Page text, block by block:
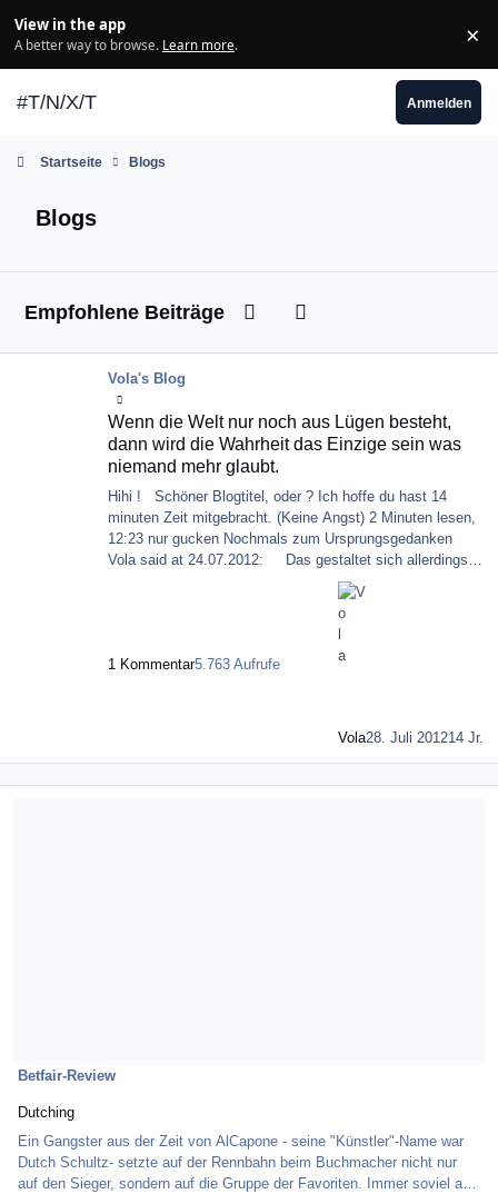
View in the app
A better way to browse. Learn more. ×
#T/N/X/T Anmelden
Startseite Blogs
Blogs
Empfohlene BeiträgePrevious carousel slide
Next carousel slide
Vola's Blog
Wenn die Welt nur noch aus Lügen besteht,
dann wird die Wahrheit das Einzige sein was
niemand mehr glaubt.
Hihi ! Schöner Blogtitel, oder ? Ich hoffe du hast 14
minuten Zeit mitgebracht. (Keine Angst) 2 Minuten lesen,
12:23 nur gucken Nochmals zum Ursprungsgedanken
Vola said at 24.07.2012: Das gestaltet sich allerdings
schwieriger als erwartet, da ich nicht mein eigenes
Denken propagieren möchte, sondern es mir eher darum
der Massenmedien bisher wenig bis gar nicht
auseinandergesetzt hat, ein ge
1 Kommentar5.763 Aufrufe
Vola28. Juli 201214 Jr.
Betfair-Review
Dutching
Ein Gangster aus der Zeit von AlCapone - seine "Künstler"-Name war
Dutch Schultz- setzte auf der Rennbahn beim Buchmacher nicht nur
auf den Sieger, sondern auf die Gruppe der Favoriten. Immer soviel auf